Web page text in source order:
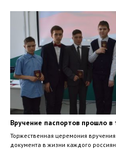
Вручение паспортов прошло в
Торжественная церемония
документа в жизни каждого